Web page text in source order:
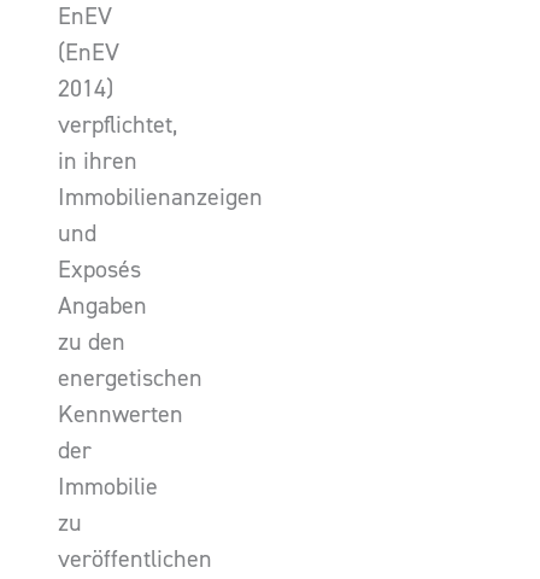
EnEV
(EnEV
2014)
verpflichtet,
in ihren
Immobilienanzeigen
und
Exposés
Angaben
zu den
energetischen
Kennwerten
der
Immobilie
zu
veröffentlichen